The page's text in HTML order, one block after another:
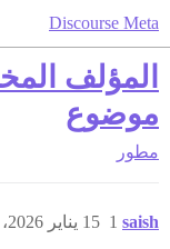
Discourse Meta
المؤلف
موضوع
مطور
saish 15 يناير 2026، 5:28م 1